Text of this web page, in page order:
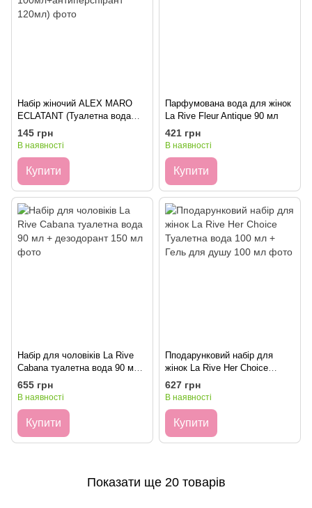
Набір жіночий ALEX MARO
ECLATANT (Туалетна вода
100мл+антиперспірант 120мл)
145 грн
В наявності
Купити
Парфумована вода для жінок
La Rive Fleur Antique 90 мл
421 грн
В наявності
Купити
Набір для чоловіків La Rive
Cabana туалетна вода 90 мл
+ дезодорант 150 мл
655 грн
В наявності
Купити
Пподарунковий набір для
жінок La Rive Her Choice
Туалетна вода 100 мл + Гель
для душу 100 мл
627 грн
В наявності
Купити
Показати ще 20 товарів